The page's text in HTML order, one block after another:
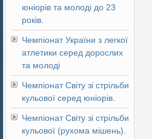
юніорів та молоді до 23
років.
Чемпіонат України з легкої
атлетики серед дорослих
та молоді
Чемпіонат Світу зі стрільби
кульової серед юніорів.
Чемпіонат Світу зі стрільби
кульової (рухома мішень).